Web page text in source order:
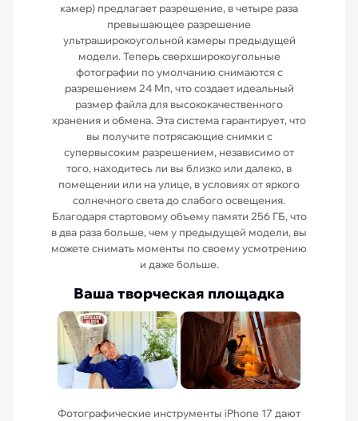
камер) предлагает разрешение, в четыре раза
превышающее разрешение
ультраширокоугольной камеры предыдущей
модели. Теперь сверхширокоугольные
фотографии по умолчанию снимаются с
разрешением 24 Мп, что создает идеальный
размер файла для высококачественного
хранения и обмена. Эта система гарантирует, что
вы получите потрясающие снимки с
супервысоким разрешением, независимо от
того, находитесь ли вы близко или далеко, в
помещении или на улице, в условиях от яркого
солнечного света до слабого освещения.
Благодаря стартовому объему памяти 256 ГБ, что
в два раза больше, чем у предыдущей модели, вы
можете снимать моменты по своему усмотрению
и даже больше.
Ваша творческая площадка
Фотографические инструменты iPhone 17 дают